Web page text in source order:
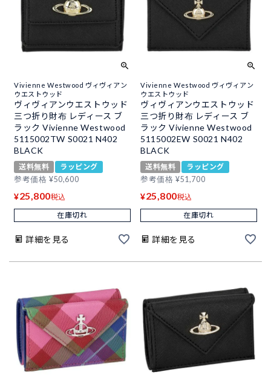
Vivienne Westwood ヴィヴィアン
ウエストウッド
ヴィヴィアンウエストウッド
三つ折り財布 レディース ブ
ラック Vivienne Westwood
5115002TW S0021 N402
BLACK
送料無料
ラッピング
参考価格 ¥50,600
¥25,800税込
在庫切れ
詳細を見る
Vivienne Westwood ヴィヴィアン
ウエストウッド
ヴィヴィアンウエストウッド
三つ折り財布 レディース ブ
ラック Vivienne Westwood
5115002EW S0021 N402
BLACK
送料無料
ラッピング
参考価格 ¥51,700
¥25,800税込
在庫切れ
詳細を見る